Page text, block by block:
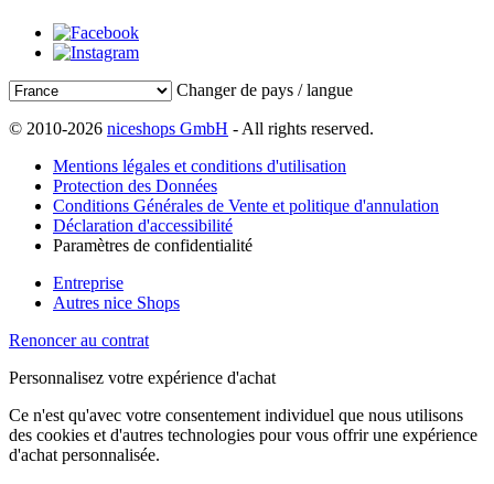
Changer de pays / langue
© 2010-2026 niceshops GmbH - All rights reserved.
Mentions légales et conditions d'utilisation
Protection des Données
Conditions Générales de Vente et politique d'annulation
Déclaration d'accessibilité
Paramètres de confidentialité
Entreprise
Autres nice Shops
Renoncer au contrat
Personnalisez votre expérience d'achat
Ce n'est qu'avec votre consentement individuel que nous utilisons
des cookies et d'autres technologies pour vous offrir une expérience
d'achat personnalisée.